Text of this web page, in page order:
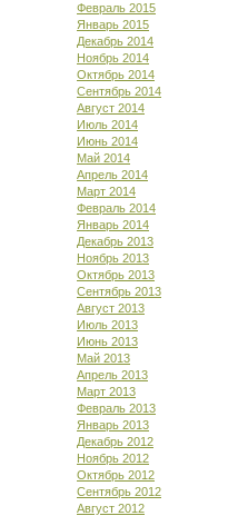
Февраль 2015
Январь 2015
Декабрь 2014
Ноябрь 2014
Октябрь 2014
Сентябрь 2014
Август 2014
Июль 2014
Июнь 2014
Май 2014
Апрель 2014
Март 2014
Февраль 2014
Январь 2014
Декабрь 2013
Ноябрь 2013
Октябрь 2013
Сентябрь 2013
Август 2013
Июль 2013
Июнь 2013
Май 2013
Апрель 2013
Март 2013
Февраль 2013
Январь 2013
Декабрь 2012
Ноябрь 2012
Октябрь 2012
Сентябрь 2012
Август 2012